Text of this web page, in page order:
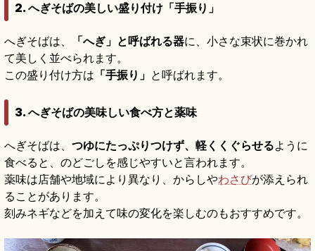
2. へぎそばの美しい盛り付け「手振り」
へぎそばは、 「へぎ」と呼ばれる器に、小さな束状に巻かれ
て美しく並べられます。
この盛り付け方は 「手振り」 と呼ばれます。
3. へぎそばの美味しい食べ方と薬味
へぎそばは、 つゆにたっぷりつけず、軽くくぐらせるように
食べると、のどごしを感じやすいと言われます。
薬味は店舗や地域により異なり、からしやわさびが添えられ
ることがあります。
刻みネギなどを加えて味の変化を楽しむのもおすすめです。